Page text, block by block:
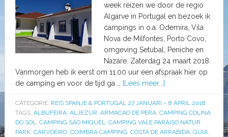
week reizen we door de regio
Algarve in Portugal en bezoek ik
campings in o.a. Odemira, Vila
Nova de Milfontes, Porto Covo,
omgeving Setubal, Peniche en
Nazare. Zaterdag 24 maart 2018.
Vanmorgen heb ik eerst om 11.00 uur een afspraak hier op
de camping en voor de tijd ga …
[Lees meer...]
CATEGORIE: REIS SPANJE & PORTUGAL 27 JANUARI – 8 APRIL 2018
TAGS: ALBUFEIRA, ALJEZUR, ARMACAO DE PERA, CAMPING COLINA
DO SOL, CAMPING SAO MIGUEL, CAMPING VALE PARAISO NATUR
PARK, CARVOEIRO, COIMBRA CAMPING, COSTA DE ARRABIDA, GUIA,